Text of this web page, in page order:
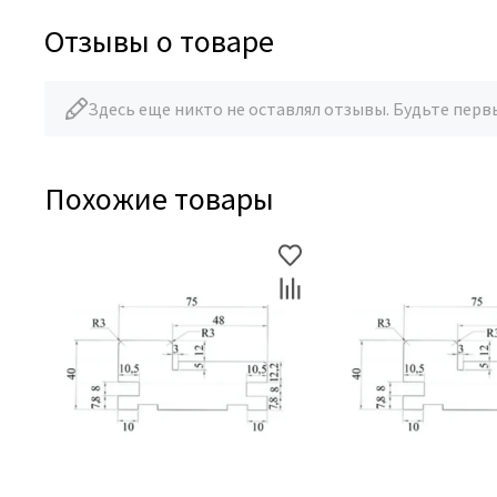
Отзывы о товаре
Здесь еще никто не оставлял отзывы. Будьте
Похожие товары